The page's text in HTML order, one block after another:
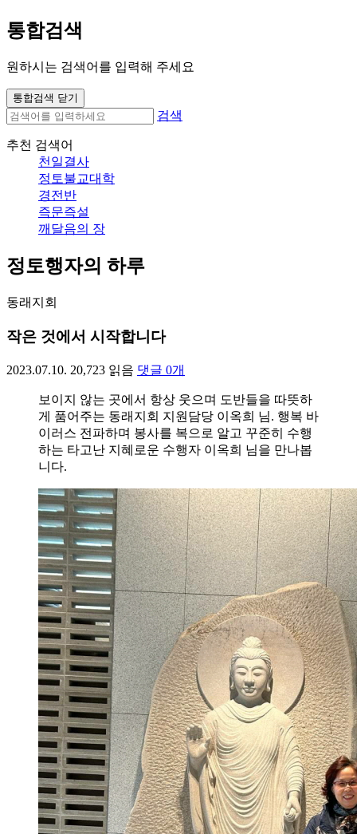
통합검색
원하시는 검색어를 입력해 주세요
통합검색 닫기
검색
추천 검색어
천일결사
정토불교대학
경전반
즉문즉설
깨달음의 장
정토행자의 하루
동래지회
작은 것에서 시작합니다
2023.07.10. 20,723 읽음 댓글 0개
보이지 않는 곳에서 항상 웃으며 도반들을 따뜻하
게 품어주는 동래지회 지원담당 이옥희 님. 행복 바
이러스 전파하며 봉사를 복으로 알고 꾸준히 수행
하는 타고난 지혜로운 수행자 이옥희 님을 만나봅
니다.